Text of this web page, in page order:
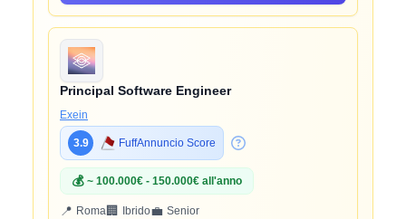
Principal Software Engineer
Exein
3.9 FuffAnnuncio Score
💰 ~ 100.000€ - 150.000€ all'anno
📍 Roma🏢 Ibrido💼 Senior